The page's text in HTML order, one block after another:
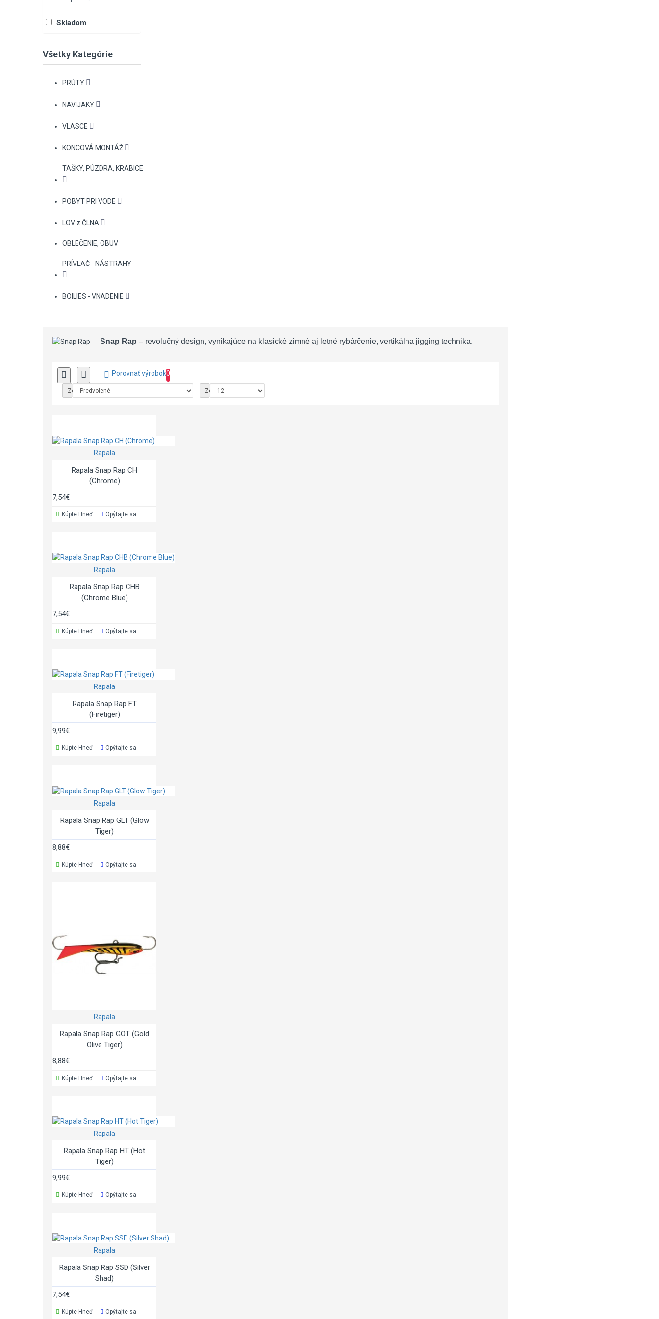
Skladom
Všetky Kategórie
PRÚTY
NAVIJAKY
VLASCE
KONCOVÁ MONTÁŽ
TAŠKY, PÚZDRA, KRABICE
POBYT PRI VODE
LOV z ČLNA
OBLEČENIE, OBUV
PRÍVLAČ - NÁSTRAHY
BOILIES - VNADENIE
Snap Rap – revolučný design, vynikajúce na klasické zimné aj letné rybárčenie, vertikálna jigging technika.
Porovnať výrobok0
Zoradiť podľa: Zobraziť:
Rapala
Rapala Snap Rap CH
(Chrome)
7,54€
Kúpte Hneď Opýtajte sa
Rapala
Rapala Snap Rap CHB
(Chrome Blue)
7,54€
Kúpte Hneď Opýtajte sa
Rapala
Rapala Snap Rap FT
(Firetiger)
9,99€
Kúpte Hneď Opýtajte sa
Rapala
Rapala Snap Rap GLT (Glow
Tiger)
8,88€
Kúpte Hneď Opýtajte sa
Rapala
Rapala Snap Rap GOT (Gold
Olive Tiger)
8,88€
Kúpte Hneď Opýtajte sa
Rapala
Rapala Snap Rap HT (Hot
Tiger)
9,99€
Kúpte Hneď Opýtajte sa
Rapala
Rapala Snap Rap SSD (Silver
Shad)
7,54€
Kúpte Hneď Opýtajte sa